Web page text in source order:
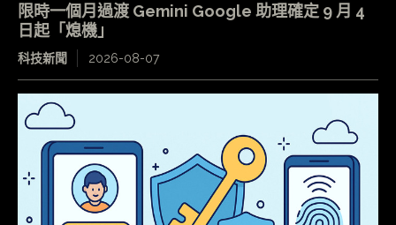
限時一個月過渡 Gemini Google 助理確定 9 月 4
日起「熄機」
科技新聞 2026-08-07